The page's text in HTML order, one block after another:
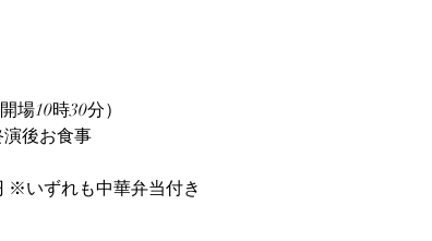
場10時30分）
食事
※いずれも中華弁当付き